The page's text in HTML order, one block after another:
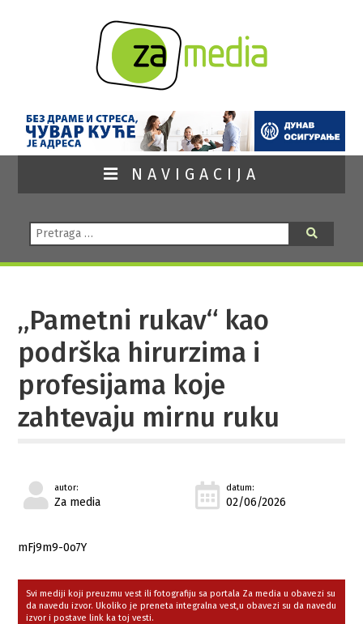
NAVIGACIJA
Pretraga:
„Pametni rukav“ kao
podrška hirurzima i
profesijama koje
zahtevaju mirnu ruku
autor:
Za media
datum:
02/06/2026
mFj9m9-0o7Y
Svi mediji koji preuzmu vest ili fotografiju sa portala Za media u obavezi su
da navedu izvor. Ukoliko je preneta integralna vest,u obavezi su da navedu
izvor i postave link ka toj vesti.